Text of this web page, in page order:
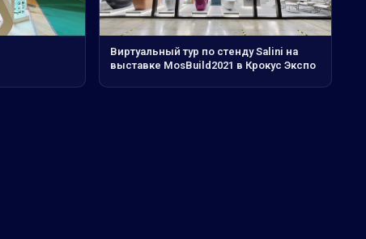
Виртуальный тур по стенду Salini на
выставке MosBuild2021 в Крокус Экспо